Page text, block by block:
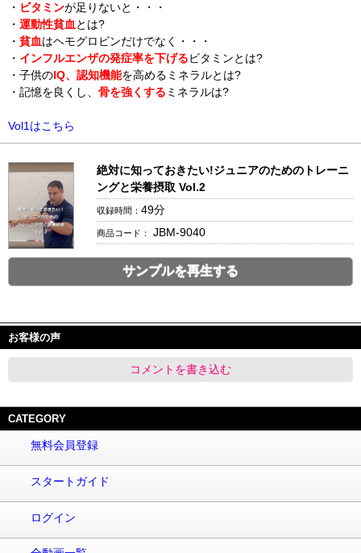
・ ビタミンが足りないと・・・
・ 運動性貧血とは?
・ 貧血はヘモグロビンだけでなく・・・
・ インフルエンザの発症率を下げるビタミンとは?
・子供のIQ、認知機能を高めるミネラルとは?
・記憶を良くし、 骨を強くする ミネラルは?
Vol1はこちら
絶対に知っておきたい!ジュニアのためのトレーニ
ングと栄養摂取 Vol.2
収録時間： 49分
商品コード： JBM-9040
サンプルを再生する
お客様の声
コメントを書き込む
CATEGORY
無料会員登録
スタートガイド
ログイン